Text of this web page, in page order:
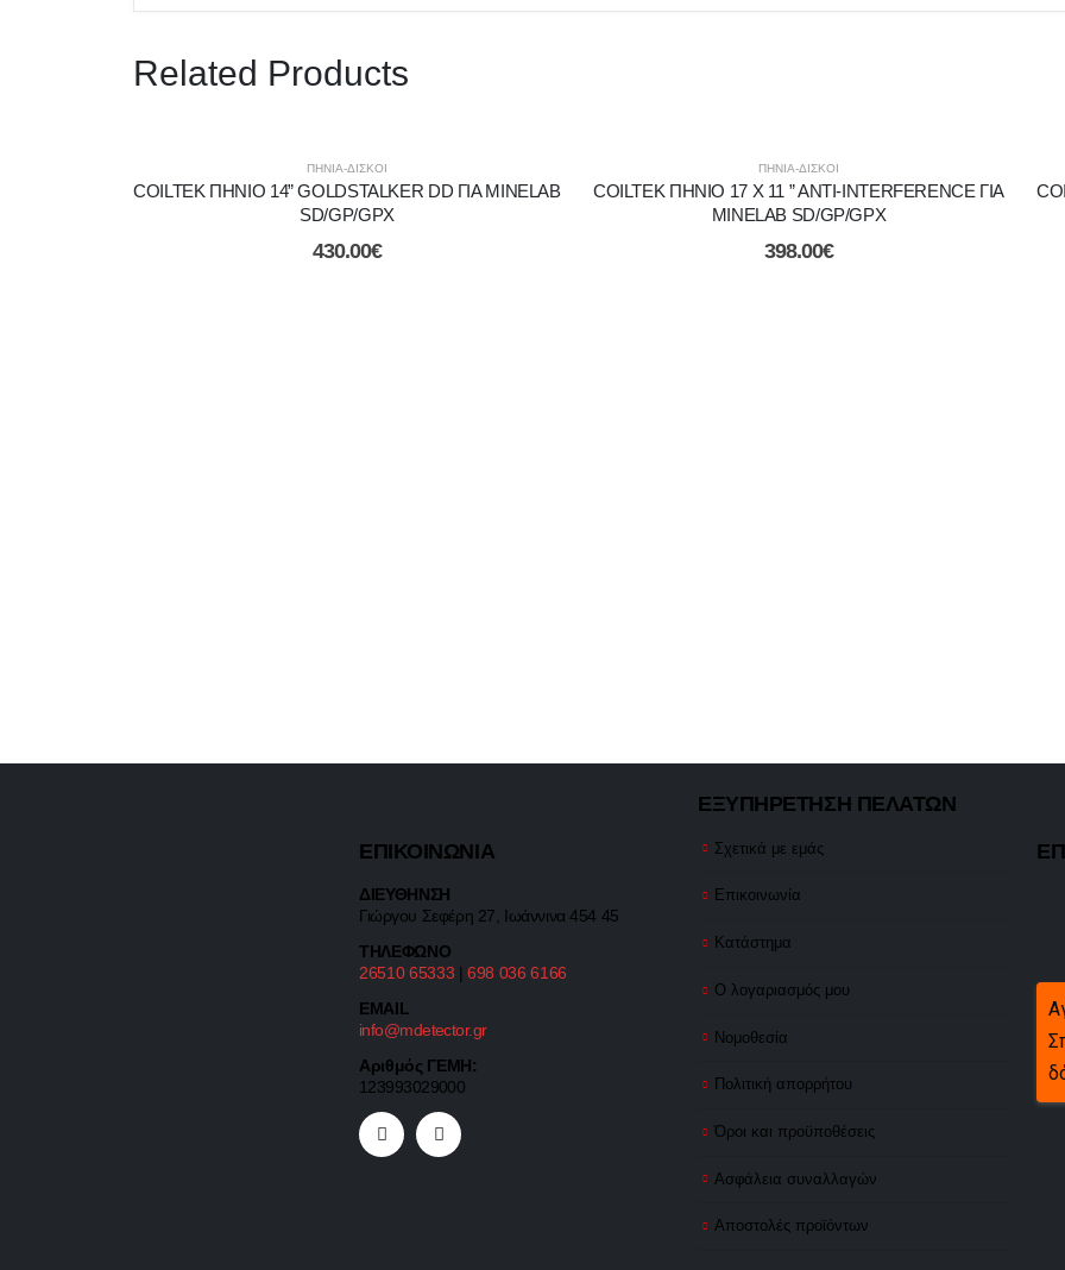
Related Products
ΠΗΝΙΑ-ΔΙΣΚΟΙ
COILTEK ΠΗΝΙΟ 14” GOLDSTALKER DD ΓΙΑ MINELAB
SD/GP/GPX
430.00€
ΠΗΝΙΑ-ΔΙΣΚΟΙ
COILTEK ΠΗΝΙΟ 17 X 11 ” ANTI-INTERFERENCE ΓΙΑ
MINELAB SD/GP/GPX
398.00€
ΕΠΙΚΟΙΝΩΝΙΑ
ΔΙΕΥΘΗΝΣΗ
Γιώργου Σεφέρη 27, Ιωάννινα 454 45
ΤΗΛΕΦΩΝΟ
26510 65333 |698 036 6166
EMAIL
info@mdetector.gr
Αριθμός ΓΕΜΗ:
123993029000
ΕΞΥΠΗΡΕΤΗΣΗ ΠΕΛΑΤΩΝ
Σχετικά με εμάς
Επικοινωνία
Κατάστημα
Ο λογαριασμός μου
Νομοθεσία
Πολιτική απορρήτου
Όροι και προϋποθέσεις
Ασφάλεια συναλλαγών
Αποστολές προϊόντων